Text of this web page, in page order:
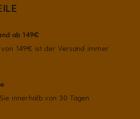
ab 149€
149€ ist der Versand immer
innerhalb von 30 Tagen